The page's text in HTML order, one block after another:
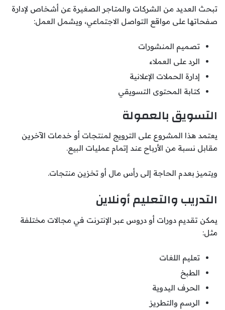
تبحث العديد من الشركات والمتاجر الصغيرة عن أشخاص لإدارة
صفحاتها على مواقع التواصل الاجتماعي، ويشمل العمل:
تصميم المنشورات
الرد على العملاء
إدارة الحملات الإعلانية
كتابة المحتوى التسويقي
التسويق بالعمولة
يعتمد هذا المشروع على الترويج لمنتجات أو خدمات الآخرين
مقابل نسبة من الأرباح عند إتمام عمليات البيع.
ويتميز بعدم الحاجة إلى رأس مال أو تخزين منتجات.
التدريب والتعليم أونلاين
يمكن تقديم دورات أو دروس عبر الإنترنت في مجالات مختلفة
مثل:
تعليم اللغات
الطبخ
الحرف اليدوية
الرسم والتطريز